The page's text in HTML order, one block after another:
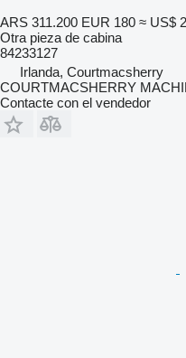
ARS 311.200 EUR 180 ≈ US$
Otra pieza de cabina
84233127
Irlanda, Courtmacsherry
COURTMACSHERRY
Contacte con el vendedor